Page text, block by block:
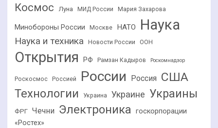
Космос Луна МИД России Мария Захарова
Минобороны России Москве НАТО Наука
Наука и техника Новости России ООН
Открытия РФ Рамзан Кадыров Роскомнадзор
Роскосмос Россией России Россия США
Технологии Украина Украине Украины
ФРГ Чечни Электроника госкорпорации
«Ростех»